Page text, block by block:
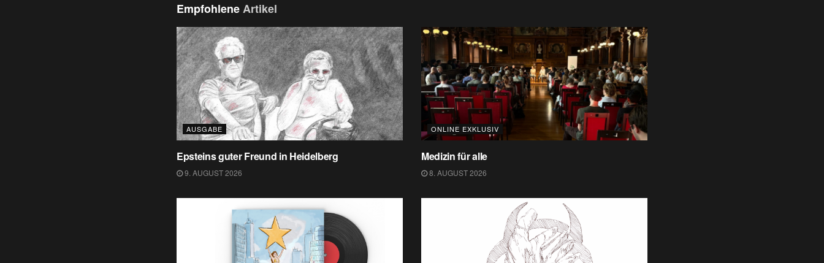
EmpfohleneArtikel
AUSGABE
Epsteins guter Freund in Heidelberg
9. AUGUST 2026
ONLINE EXKLUSIV
Medizin für alle
8. AUGUST 2026